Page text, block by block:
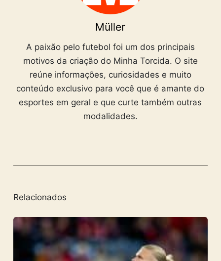
Müller
A paixão pelo futebol foi um dos principais
motivos da criação do Minha Torcida. O site
reúne informações, curiosidades e muito
conteúdo exclusivo para você que é amante do
esportes em geral e que curte também outras
modalidades.
Relacionados